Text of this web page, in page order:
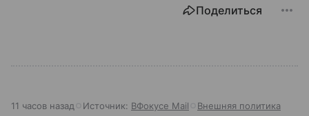
Поделиться
11 часов назад Источник: ВФокусе Mail Внешняя политика